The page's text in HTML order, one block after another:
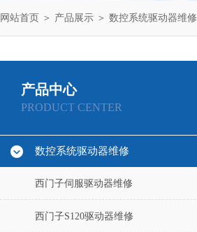
网站首页 ＞ 产品展示 ＞ 数控系统驱动器维修
产品中心
PRODUCT CENTER
数控系统驱动器维修
西门子伺服驱动器维修
西门子S120驱动器维修